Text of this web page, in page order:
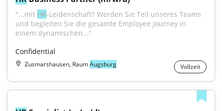
"...mit HR-Leidenschaft? Werden Sie Teil unseres Teams
und begleiten Sie die gesamte Employee Journey in
einem dynamischen..."
Confidential
Zusmarshausen, RaumAugsburg Vollzeit